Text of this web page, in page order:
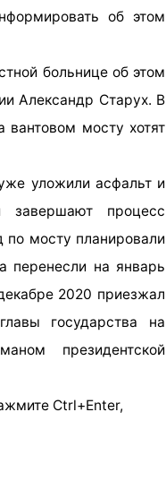
об этом
больнице об этом
Александр Старух. В
вантовом мосту хотят
уложили асфальт и
завершают процесс
по мосту планировали
перенесли на январь
2020 приезжал
государства на
президентской
Ctrl+Enter,